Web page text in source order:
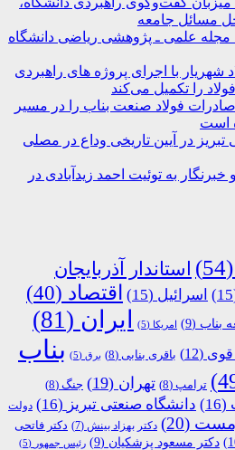
مسائل جامعه
مجله علمی ـ پژوهشی ریاضی دانشگاه
شهریار با اجرای پروژه های راهبردی
را تکمیل می‌کند
۵ برابری صادرات فولاد صنعت بناب را در مسیر
است
تبریز در آیین تاریخی وداع در مصلی
به توئیت احمد زیدآبادی در
(54)
استاندار آذربایجان
اسرائیل (15) اقتصاد (40)
بناب (9) امریکا (5) ایران (81)
قوی (12) باقری بنابی (8) برق (5)
بناب
ترامپ (8) تهران (19) جنگ (8)
(16) دانشگاه صنعتی تبریز (16)
دولت
(20) دکتر بهزاد بینش (7)
دکتر فاتحی
دکتر مسعود پزشکیان (9) رئیس جمهور (5)